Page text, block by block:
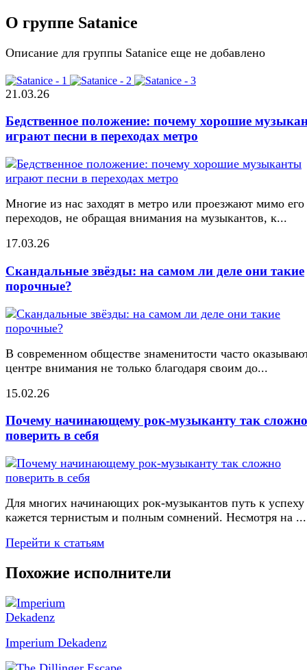
О группе Satanice
Описание для группы Satanice еще не добавлено
21.03.26
Бедственное положение: почему хорошие
играют песни в переходах метро
Многие из нас заходят в метро или проезжают мимо его
переходов, не обращая внимания на музыкантов, к...
17.03.26
Скандальные звёзды: на самом ли деле они такие
порочные?
В современном обществе знаменитости часто
центре внимания не только благодаря своим до...
15.02.26
Почему начинающему рок-музыканту так сложно
поверить в себя
Для многих начинающих рок-музыкантов путь к успеху
кажется тернистым и полным сомнений. Несмотря на ...
Перейти к статьям
Похожие исполнители
Imperium Dekadenz